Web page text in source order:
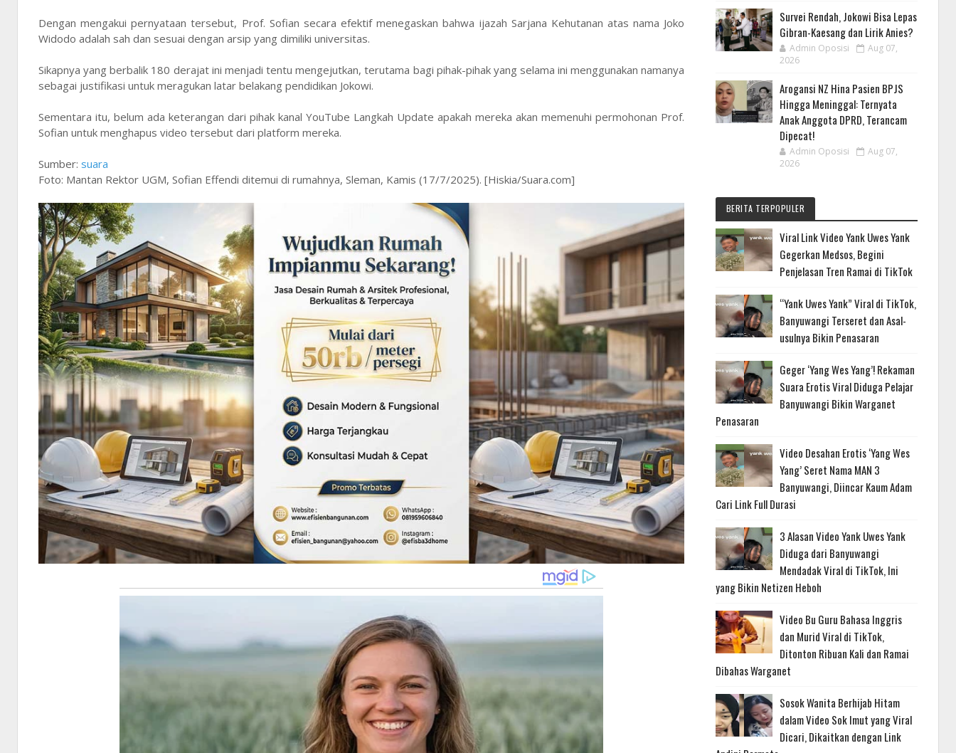
Dengan mengakui pernyataan tersebut, Prof. Sofian secara efektif menegaskan bahwa ijazah Sarjana Kehutanan atas nama Joko
Widodo adalah sah dan sesuai dengan arsip yang dimiliki universitas.
Sikapnya yang berbalik 180 derajat ini menjadi tentu mengejutkan, terutama bagi pihak-pihak yang selama ini menggunakan namanya
sebagai justifikasi untuk meragukan latar belakang pendidikan Jokowi.
Sementara itu, belum ada keterangan dari pihak kanal YouTube Langkah Update apakah mereka akan memenuhi permohonan Prof.
Sofian untuk menghapus video tersebut dari platform mereka.
Sumber: suara
Foto: Mantan Rektor UGM, Sofian Effendi ditemui di rumahnya, Sleman, Kamis (17/7/2025). [Hiskia/Suara.com]
Survei Rendah, Jokowi Bisa Lepas
Gibran-Kaesang dan Lirik Anies?
Admin Oposisi
Aug 07,
2026
Arogansi NZ Hina Pasien BPJS
Hingga Meninggal: Ternyata
Anak Anggota DPRD, Terancam
Dipecat!
Admin Oposisi
Aug 07,
2026
BERITA TERPOPULER
Viral Link Video Yank Uwes Yank
Gegerkan Medsos, Begini
Penjelasan Tren Ramai di TikTok
“Yank Uwes Yank” Viral di TikTok,
Banyuwangi Terseret dan Asal-
usulnya Bikin Penasaran
Geger ‘Yang Wes Yang’! Rekaman
Suara Erotis Viral Diduga Pelajar
Banyuwangi Bikin Warganet
Penasaran
Video Desahan Erotis ‘Yang Wes
Yang’ Seret Nama MAN 3
Banyuwangi, Diincar Kaum Adam
Cari Link Full Durasi
3 Alasan Video Yank Uwes Yank
Diduga dari Banyuwangi
Mendadak Viral di TikTok, Ini
yang Bikin Netizen Heboh
Video Bu Guru Bahasa Inggris
dan Murid Viral di TikTok,
Ditonton Ribuan Kali dan Ramai
Dibahas Warganet
Sosok Wanita Berhijab Hitam
dalam Video Sok Imut yang Viral
Dicari, Dikaitkan dengan Link